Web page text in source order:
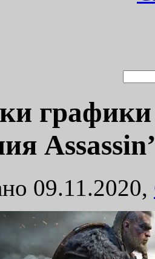
09.11.2020,